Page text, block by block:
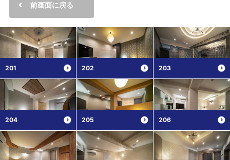
前画面に戻る
201 202 203
204 205 206